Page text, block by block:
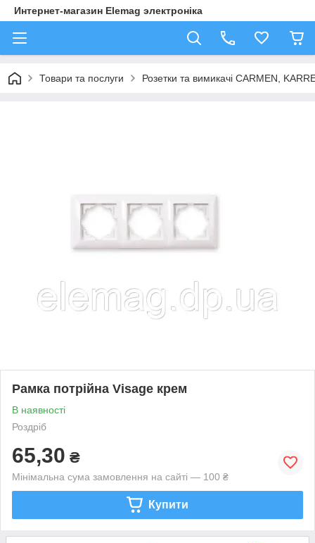
Интернет-магазин Elemag электроніка
Товари та послуги Розетки та вимикачі CARMEN,
Рамка потрійна Visage крем
В наявності
Роздріб
65,30 ₴
Мінімальна сума замовлення на сайті — 100 ₴
Купити